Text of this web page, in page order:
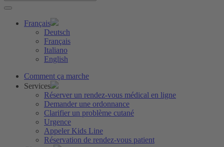
Français
Deutsch
Français
Italiano
English
Comment ça marche
Services
Réserver un rendez-vous médical en ligne
Demander une ordonnance
Clarifier un problème cutané
Urgence
Appeler Kids Line
Réservation de rendez-vous patient